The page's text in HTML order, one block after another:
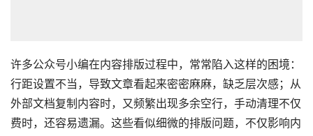
许多公众号小编在内容排版过程中，常常陷入这样的困境：
行距设置不当，导致文章看起来密密麻麻，缺乏层次感；从
外部文档复制内容时，又频繁出现多余空行，手动清理不仅
费时，还容易遗漏。这些看似细微的排版问题，不仅影响内